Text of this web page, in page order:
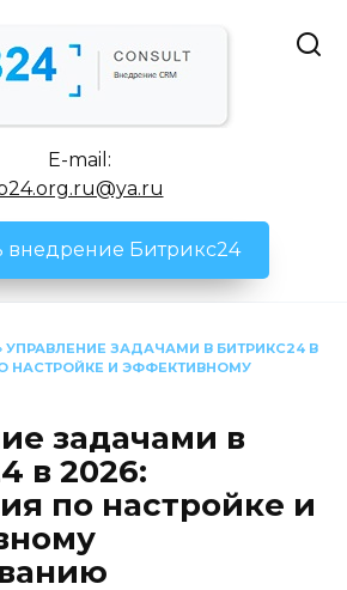
E-mail:
внедрение Битрикс24
УПРАВЛЕНИЕ ЗАДАЧАМИ В БИТРИКС24 В
НАСТРОЙКЕ И ЭФФЕКТИВНОМУ
задачами в
в 2026:
по настройке и